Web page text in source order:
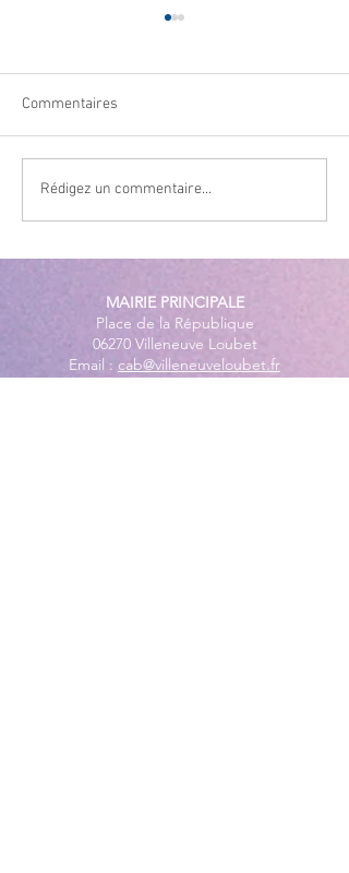
Qualité des eaux de
des plages
Commentaires
Rédigez un commentaire...
MAIRIE PRINCIPALE
Place de la République
06270 Villeneuve Loubet
Email : cab@villeneuveloubet.fr